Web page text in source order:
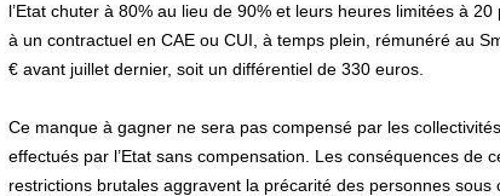
l’Etat chuter à 80% au lieu de 90% et leurs heures limitées à
à un contractuel en CAE ou CUI, à temps plein, rémunéré au
€ avant juillet dernier, soit un différentiel de 330 euros.
Ce manque à gagner ne sera pas compensé par les
effectués par l’Etat sans compensation. Les conséquences de
restrictions brutales aggravent la précarité des personnes sous